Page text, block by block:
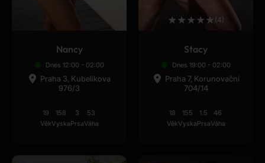
Nancy
Dnes 12:00 - 02:00
Praha 3, Kubelikova
976/3
19
Věk
158
Vyska
3
Prsa
53
Váha
★ ★ ★★ ★ (4)
Stacy
Dnes 19:00 - 02:00
Praha 7, Korunovační
704/14
18
Věk
155
Vyska
1.5
Prsa
46
Váha